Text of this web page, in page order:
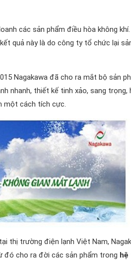
các sản phẩm điều hòa không
quả này là do công ty tổ chức lại
Nagakawa đã cho ra mắt bộ sản
nhanh, thiết kế tinh xảo, sang
một cách tích cực.
thị trường điện lạnh Việt Nam,
đó cho ra đời các sản phẩm trong hệ